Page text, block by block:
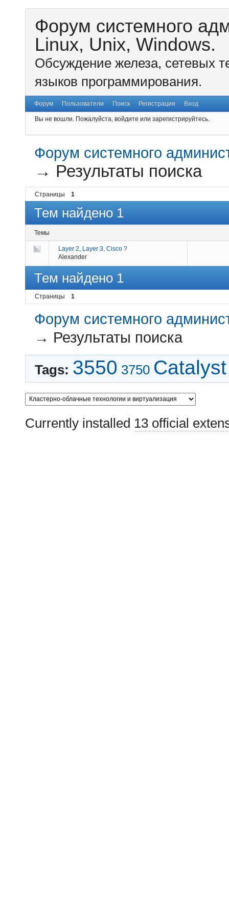
Форум системного
Linux, Unix, Windows.
Обсуждение железа, сетевых
языков программирования.
Форум Пользователи Поиск Регистрация Вход
Вы не вошли. Пожалуйста, войдите или зарегистрируйтесь.
Форум системного
→ Результаты поиска
Страницы 1
Тем найдено 1
Темы
Layer 2, Layer 3, Cisco ?
Alexander
Тем найдено 1
Страницы 1
Форум системного
→ Результаты поиска
Tags: 3550 3750 Catalyst
Currently installed 13 official